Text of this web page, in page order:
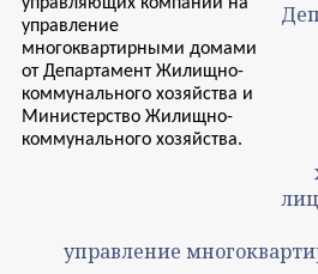
управление